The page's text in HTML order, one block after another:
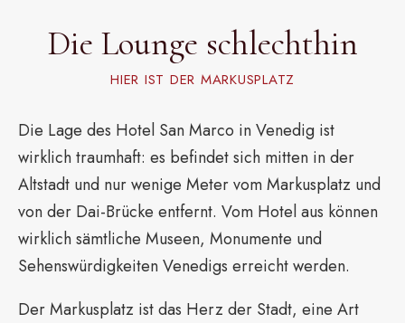
Die Lounge schlechthin
HIER IST DER MARKUSPLATZ
Die Lage des Hotel San Marco in Venedig ist
wirklich traumhaft: es befindet sich mitten in der
Altstadt und nur wenige Meter vom Markusplatz und
von der Dai-Brücke entfernt. Vom Hotel aus können
wirklich sämtliche Museen, Monumente und
Sehenswürdigkeiten Venedigs erreicht werden.
Der Markusplatz ist das Herz der Stadt, eine Art